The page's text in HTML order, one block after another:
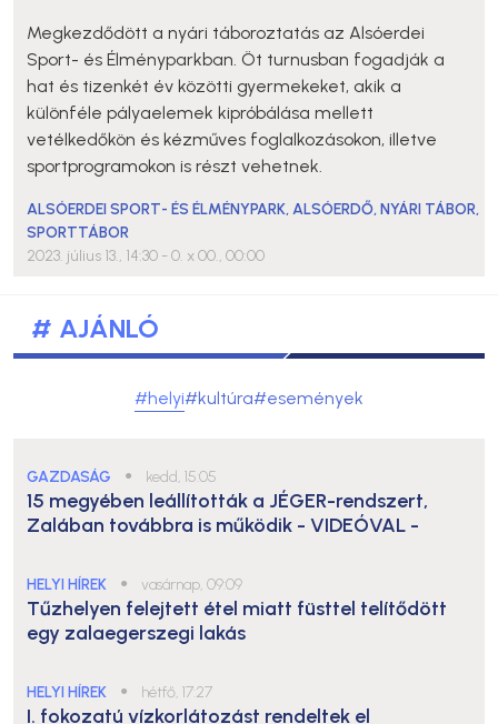
Megkezdődött a nyári táboroztatás az Alsóerdei
Sport- és Élményparkban. Öt turnusban fogadják a
hat és tizenkét év közötti gyermekeket, akik a
különféle pályaelemek kipróbálása mellett
vetélkedőkön és kézműves foglalkozásokon, illetve
sportprogramokon is részt vehetnek.
ALSÓERDEI SPORT- ÉS ÉLMÉNYPARK,ALSÓERDŐ,NYÁRI TÁBOR,
SPORTTÁBOR
2023. július 13., 14:30 - 0. x 00., 00:00
# AJÁNLÓ
#helyi#kultúra#események
GAZDASÁG ● kedd, 15:05
15 megyében leállították a JÉGER-rendszert,
Zalában továbbra is működik - VIDEÓVAL -
HELYI HÍREK ● vasárnap, 09:09
Tűzhelyen felejtett étel miatt füsttel telítődött
egy zalaegerszegi lakás
HELYI HÍREK ● hétfő, 17:27
I. fokozatú vízkorlátozást rendeltek el